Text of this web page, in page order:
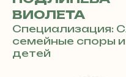
ВИОЛЕТА
Специализация:
семейные споры
детей